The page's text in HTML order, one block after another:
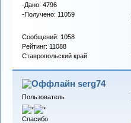
-Дано: 4796
-Получено: 11059
Сообщений: 1058
Рейтинг: 11088
Ставропольский край
serg74
Пользователь
Спасибо